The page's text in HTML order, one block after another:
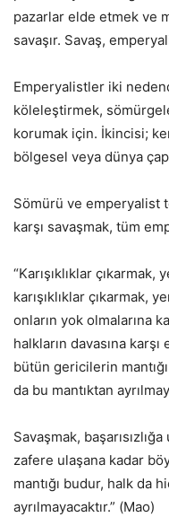
pazarlar elde etmek ve
savaşır. Savaş,
Emperyalistler iki
köleleştirmek,
korumak için. İkincisi;
bölgesel veya dünya
Sömürü ve emperyalist
karşı savaşmak, tüm
“Karışıklıklar
karışıklıklar çıkarmak,
onların yok olmalarına
halkların davasına
bütün gericilerin
da bu mantıktan
Savaşmak,
zafere ulaşana kadar
mantığı budur, halk da
ayrılmayacaktır.” (Mao)